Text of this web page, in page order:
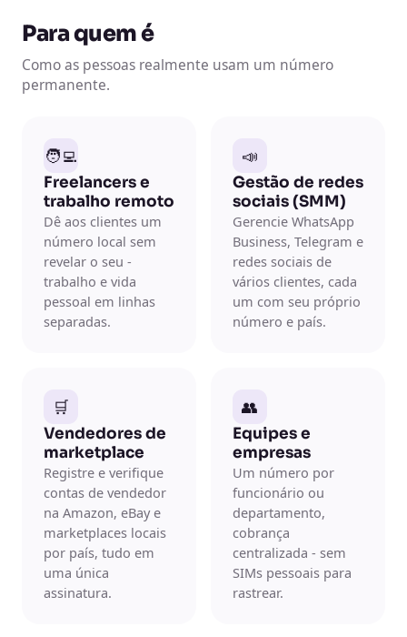
Para quem é
Como as pessoas realmente usam um número
permanente.
🧑‍💻
Freelancers e
trabalho remoto
Dê aos clientes um
número local sem
revelar o seu -
trabalho e vida
pessoal em linhas
separadas.
📣
Gestão de redes
sociais (SMM)
Gerencie WhatsApp
Business, Telegram e
redes sociais de
vários clientes, cada
um com seu próprio
número e país.
🛒
Vendedores de
marketplace
Registre e verifique
contas de vendedor
na Amazon, eBay e
marketplaces locais
por país, tudo em
uma única
assinatura.
👥
Equipes e
empresas
Um número por
funcionário ou
departamento,
cobrança
centralizada - sem
SIMs pessoais para
rastrear.